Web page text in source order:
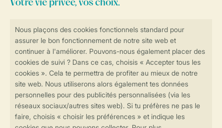
Réservations en ligne rapides et sécurisées
Transmission sécurisée des données
Paiement sécurisé
contactez notreContact Center.